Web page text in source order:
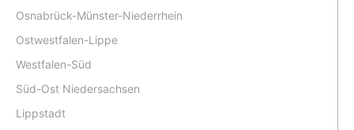
Osnabrück-Münster-Niederrhein
Ostwestfalen-Lippe
Westfalen-Süd
Süd-Ost Niedersachsen
Lippstadt